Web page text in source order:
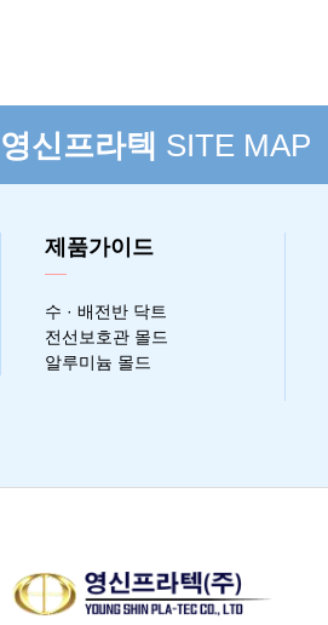
영신프라텍 SITE MAP
제품가이드
수 · 배전반 닥트
전선보호관 몰드
알루미늄 몰드